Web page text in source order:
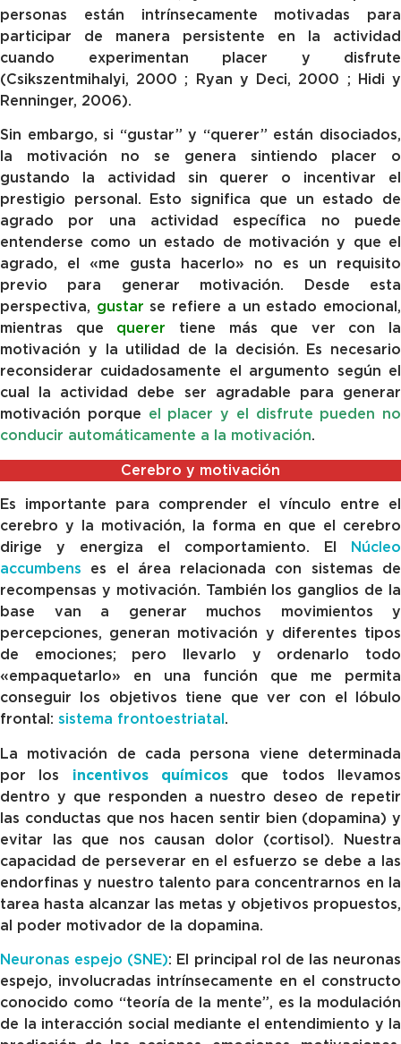
personas están intrínsecamente motivadas para
participar de manera persistente en la actividad
cuando experimentan placer y disfrute
(Csikszentmihalyi, 2000 ; Ryan y Deci, 2000 ; Hidi y
Renninger, 2006).
Sin embargo, si “gustar” y “querer” están disociados,
la motivación no se genera sintiendo placer o
gustando la actividad sin querer o incentivar el
prestigio personal. Esto significa que un estado de
agrado por una actividad específica no puede
entenderse como un estado de motivación y que el
agrado, el «me gusta hacerlo» no es un requisito
previo para generar motivación. Desde esta
perspectiva, gustar se refiere a un estado emocional,
mientras que querer tiene más que ver con la
motivación y la utilidad de la decisión. Es necesario
reconsiderar cuidadosamente el argumento según el
cual la actividad debe ser agradable para generar
motivación porque el placer y el disfrute pueden no
conducir automáticamente a la motivación.
Cerebro y motivación
Es importante para comprender el vínculo entre el
cerebro y la motivación, la forma en que el cerebro
dirige y energiza el comportamiento. El
Núcleo
accumbens es el área relacionada con sistemas de
recompensas y motivación. También los ganglios de la
base van a generar muchos movimientos y
percepciones, generan motivación y diferentes tipos
de emociones; pero llevarlo y ordenarlo todo
«empaquetarlo» en una función que me permita
conseguir los objetivos tiene que ver con el lóbulo
frontal: sistema frontoestriatal .
La motivación de cada persona viene determinada
por los incentivos químicos que todos llevamos
dentro y que responden a nuestro deseo de repetir
las conductas que nos hacen sentir bien (dopamina) y
evitar las que nos causan dolor (cortisol). Nuestra
capacidad de perseverar en el esfuerzo se debe a las
endorfinas y nuestro talento para concentrarnos en la
tarea hasta alcanzar las metas y objetivos propuestos,
al poder motivador de la dopamina.
Neuronas espejo (SNE): El principal rol de las neuronas
espejo, involucradas intrínsecamente en el constructo
conocido como “teoría de la mente”, es la modulación
de la interacción social mediante el entendimiento y la